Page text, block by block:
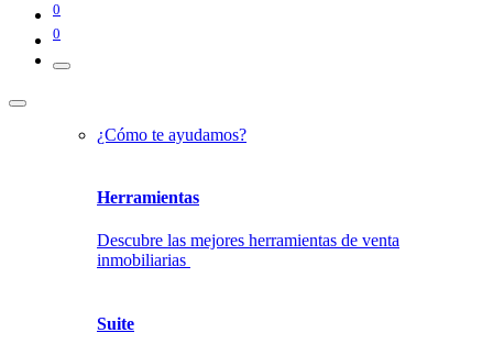
0
0
¿Cómo te ayudamos?
Herramientas
Descubre las mejores herramientas de venta
inmobiliarias
Suite